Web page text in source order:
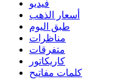
فيديو
أسعار الذهب
طبق اليوم
مناظرات
متفرقات
كاريكاتور
كلمات مفاتيح